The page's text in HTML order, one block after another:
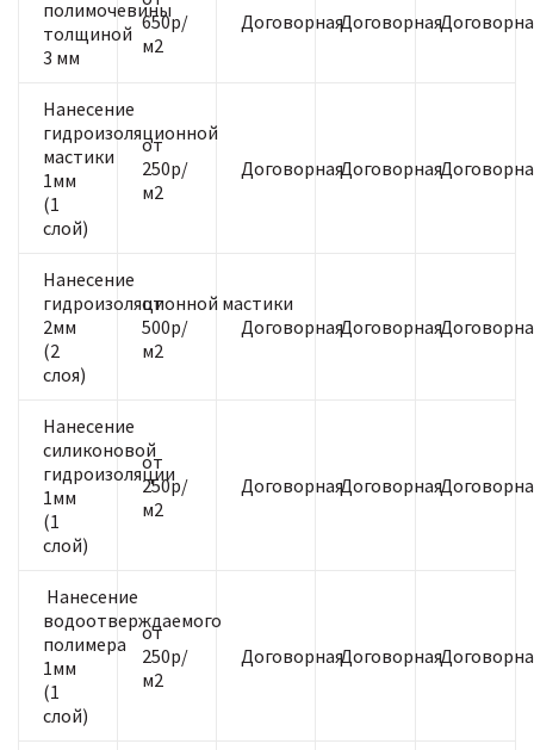
полимочевины
толщиной
3 мм
650р/
м2
ДоговорнаяДоговорная
Нанесение
гидроизоляционной
мастики
1мм
(1
слой)
от
250р/
м2
ДоговорнаяДоговорная
Нанесение
гидроизоляционной мастики
2мм
(2
слоя)
от
500р/
м2
ДоговорнаяДоговорная
Нанесение
силиконовой
гидроизоляции
1мм
(1
слой)
от
250р/
м2
ДоговорнаяДоговорная
Нанесение
водоотверждаемого
полимера
1мм
(1
слой)
от
250р/
м2
ДоговорнаяДоговорная